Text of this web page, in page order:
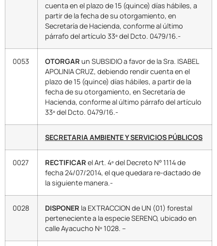
cuenta en el plazo de 15 (quince) días hábiles, a
partir de la fecha de su otorgamiento, en
Secretaría de Hacienda, conforme al último
párrafo del artículo 33º del Dcto. 0479/16.-
0053 OTORGAR un SUBSIDIO a favor de la Sra. ISABEL
APOLINIA CRUZ, debiendo rendir cuenta en el
plazo de 15 (quince) días hábiles, a partir de la
fecha de su otorgamiento, en Secretaría de
Hacienda, conforme al último párrafo del artículo
33º del Dcto. 0479/16.-
SECRETARIA AMBIENTE Y SERVICIOS PÚBLICOS
0027 RECTIFICAR el Art. 4º del Decreto N° 1114 de
fecha 24/07/2014, el que quedara re-dactado de
la siguiente manera.-
0028 DISPONER la EXTRACCION de UN (01) forestal
perteneciente a la especie SERENO, ubicado en
calle Ayacucho Nº 1028. –